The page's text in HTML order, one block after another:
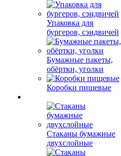
Упаковка для
бургеров, сэндвичей
Бумажные пакеты,
обёртки, уголки
Коробки пищевые
Стаканы бумажные
двухслойные